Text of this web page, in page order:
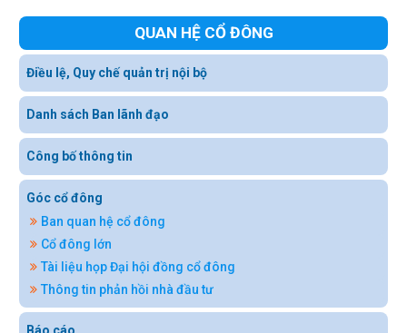
QUAN HỆ CỔ ĐÔNG
Điều lệ, Quy chế quản trị nội bộ
Danh sách Ban lãnh đạo
Công bố thông tin
Góc cổ đông
Ban quan hệ cổ đông
Cổ đông lớn
Tài liệu họp Đại hội đồng cổ đông
Thông tin phản hồi nhà đầu tư